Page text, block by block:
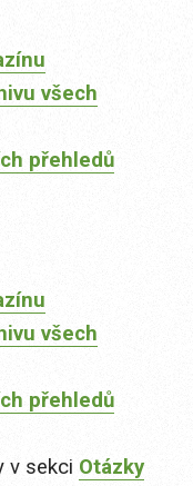
všech
přehledů
všech
přehledů
v sekci Otázky